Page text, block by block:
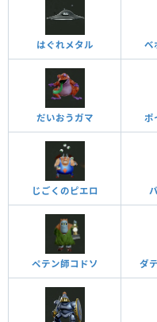
はぐれメタル ベ
だいおうガマ ポ
じごくのピエロ
ペテン師コドソ ダ